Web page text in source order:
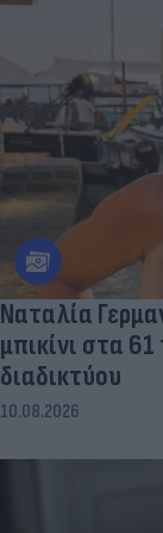
Ναταλία
μπικίνι στα
διαδικτύου
10.08.2026